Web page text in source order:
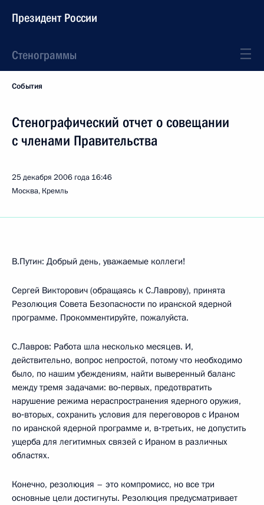
Президент России
Стенограммы
События
Стенографический отчет о совещании
с членами Правительства
25 декабря 2006 года 16:46
Москва, Кремль
В.Путин: Добрый день, уважаемые коллеги!
Сергей Викторович (обращаясь к С.Лаврову), принята
Резолюция Совета Безопасности по иранской ядерной
программе. Прокомментируйте, пожалуйста.
С.Лавров: Работа шла несколько месяцев. И,
действительно, вопрос непростой, потому что необходимо
было, по нашим убеждениям, найти выверенный баланс
между тремя задачами: во‑первых, предотвратить
нарушение режима нераспространения ядерного оружия,
во‑вторых, сохранить условия для переговоров с Ираном
по иранской ядерной программе и, в‑третьих, не допустить
ущерба для легитимных связей с Ираном в различных
областях.
Конечно, резолюция – это компромисс, но все три
основные цели достигнуты. Резолюция предусматривает